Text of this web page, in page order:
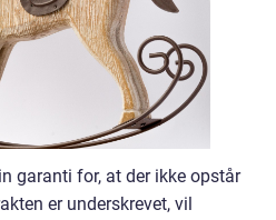
garanti for, at der ikke opstår
er underskrevet, vil